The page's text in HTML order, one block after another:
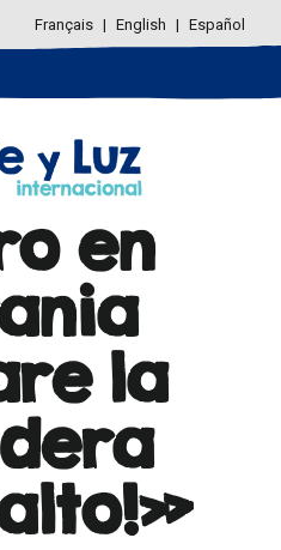
Français English Español
en
la